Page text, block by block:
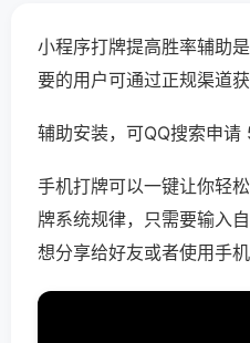
小程序打牌提高胜率辅助
要的用户可通过正规渠道获
辅助安装，可QQ搜索申
手机打牌可以一键让你轻
牌系统规律，只需要输入
想分享给好友或者使用手